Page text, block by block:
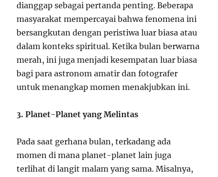
dianggap sebagai pertanda penting. Beberapa
masyarakat mempercayai bahwa fenomena ini
bersangkutan dengan peristiwa luar biasa atau
dalam konteks spiritual. Ketika bulan berwarna
merah, ini juga menjadi kesempatan luar biasa
bagi para astronom amatir dan fotografer
untuk menangkap momen menakjubkan ini.
3. Planet-Planet yang Melintas
Pada saat gerhana bulan, terkadang ada
momen di mana planet-planet lain juga
terlihat di langit malam yang sama. Misalnya,